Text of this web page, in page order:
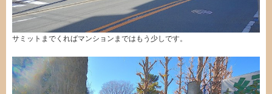
サミットまでくればマンションまではもう少しです。